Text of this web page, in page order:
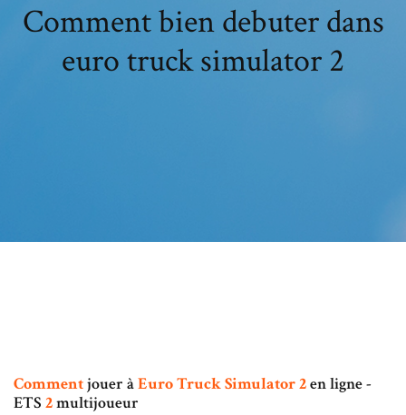
Comment bien debuter dans
euro truck simulator 2
Commentjouer àEuroTruckSimulator2en ligne -
ETS 2multijoueur